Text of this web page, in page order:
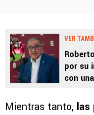
VER
por su
con
Mientras tanto, las